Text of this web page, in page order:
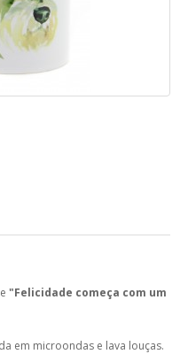
"Felicidade começa com um
em microondas e lava louças.